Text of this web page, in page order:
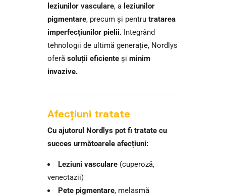
leziunilor vasculare, a leziunilor
pigmentare, precum și pentru tratarea
imperfecțiunilor pielii. Integrând
tehnologii de ultimă generație, Nordlys
oferă soluții eficiente și minim
invazive.
Afecțiuni tratate
Cu ajutorul Nordlys pot fi tratate cu
succes următoarele afecțiuni:
Leziuni vasculare (cuperoză,
venectazii)
Pete pigmentare, melasmă